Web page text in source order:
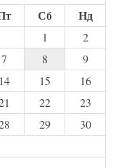
Сб Нд
1
2
7 8
9
14 15
16
22
23
29
30